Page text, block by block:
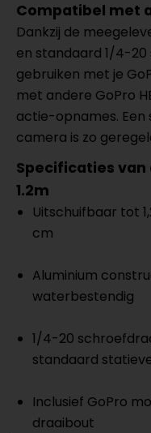
Compatibel met
Dankzij de
en standaard 1/4-
gebruiken met je
met andere GoPro
actie-opnames. Een
camera is zo
Specificaties van
1.2m
Uitschuifbaar tot
cm
Aluminium
waterbestendig
1/4-20
standaard
Inclusief GoPro
draaibout